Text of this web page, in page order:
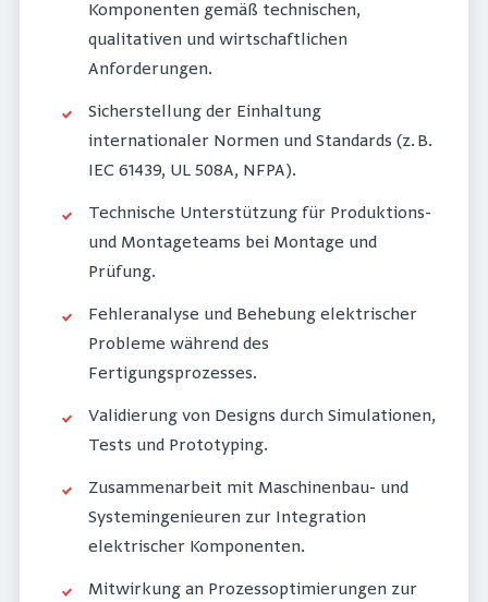
Komponenten gemäß technischen,
qualitativen und wirtschaftlichen
Anforderungen.
Sicherstellung der Einhaltung
internationaler Normen und Standards (z. B.
IEC 61439, UL 508A, NFPA).
Technische Unterstützung für Produktions-
und Montageteams bei Montage und
Prüfung.
Fehleranalyse und Behebung elektrischer
Probleme während des
Fertigungsprozesses.
Validierung von Designs durch Simulationen,
Tests und Prototyping.
Zusammenarbeit mit Maschinenbau- und
Systemingenieuren zur Integration
elektrischer Komponenten.
Mitwirkung an Prozessoptimierungen zur